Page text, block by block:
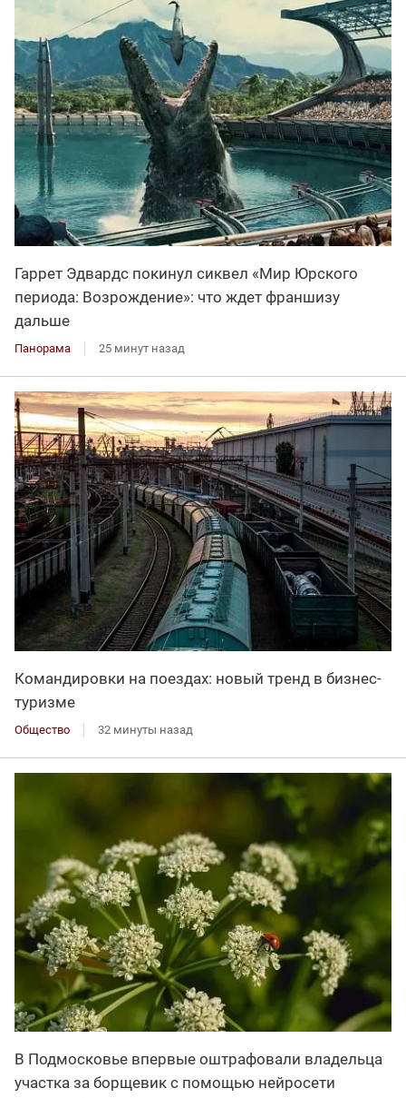
Гаррет Эдвардс покинул сиквел «Мир Юрского
периода: Возрождение»: что ждет франшизу
дальше
Панорама 25 минут назад
Командировки на поездах: новый тренд в бизнес-
туризме
Общество 32 минуты назад
В Подмосковье впервые оштрафовали владельца
участка за борщевик с помощью нейросети